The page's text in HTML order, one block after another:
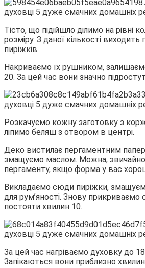
Тісто, що підійшло ділимо на рівні
розміру. З даної кількості
пиріжків.
Накриваємо їх рушником,
20. За цей час вони значно
Розкачуємо кожну заготовку з
ліпимо беляш з отвором в центрі.
Деко вистилає пергаментним
змащуємо маслом. Можна, звичайно,
пергаменту, якщо форма у вас
Викладаємо сюди пиріжки,
для рум’яності. Знову
постояти хвилин 10.
За цей час нагріваємо духовку до
Запікаються вони приблизно